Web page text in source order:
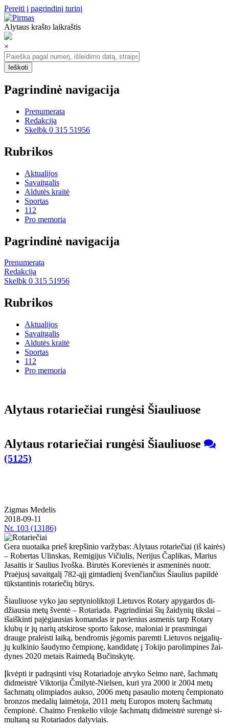
Pereiti į pagrindinį turinį
Alytaus krašto laikraštis
×
Pagrindinė navigacija
Prenumerata
Redakcija
Skelbk 0 315 51956
Rubrikos
Aktualijos
Savaitgalis
Aldutės kraitė
Sportas
112
Pro memoria
Pagrindinė navigacija
Prenumerata
Redakcija
Skelbk 0 315 51956
Rubrikos
Aktualijos
Savaitgalis
Aldutės kraitė
Sportas
112
Pro memoria
Aly­taus ro­ta­rie­čiai run­gė­si Šiau­liuo­se
Aly­taus ro­ta­rie­čiai run­gė­si Šiau­liuo­se
(5125)
Zig­mas Me­de­lis
2018-09-11
Nr. 103 (13186)
Gera nuotaika prieš krepšinio varžybas: Alytaus rotariečiai (iš kairės)
– Robertas Ulinskas, Remigijus Vičiulis, Nerijus Čaplikas, Marius
Jasaitis ir Saulius Ivoška. Bi­ru­tės Ko­re­vie­nės ir as­me­ni­nės nuotr.
Pra­ėju­sį sa­vait­ga­lį 782-ąjį gim­ta­die­nį šven­čian­čius Šiau­lius pa­pil­dė
tūks­tan­ti­nis ro­ta­rie­čių bū­rys.
Šiau­liuo­se vy­ko jau sep­ty­nio­lik­to­ji Lie­tu­vos Ro­ta­ry apy­gar­dos di­
džiau­sia me­tų šven­tė – Ro­ta­ria­da. Pa­grin­di­niai šių žai­dy­nių tiks­lai –
iš­aiš­kin­ti pa­jė­giau­sias ko­man­das ir pa­vie­nius as­me­nis tarp Ro­ta­ry
klu­bų ir jų na­rių at­ski­ro­se spor­to ša­ko­se, ma­lo­niai ir pra­smin­gai
drau­ge pra­leis­ti lai­ką, ben­dro­mis jė­go­mis pa­rem­ti Lie­tu­vos ne­įga­lių­
jų kul­ki­nio šau­dy­mo čem­pio­nę, kan­di­da­tę į To­ki­jo pa­ro­lim­pi­nes žai­
dy­nes 2020 me­tais Rai­me­dą Bu­čins­ky­tę.
Įkvėp­ti ir pa­drą­sin­ti vi­sų Ro­ta­ria­do­je at­vy­ko Sei­mo na­rė, šach­ma­tų
did­meist­rė Vik­to­ri­ja Čmi­ly­tė-Niel­sen, ku­ri yra 2000 ir 2004 me­tų
šach­ma­tų olim­pia­dos auk­so, 2006 me­tų pa­sau­lio mo­te­rų čem­pio­na­to
bron­zos me­da­lių lai­mė­to­ja, 2011 me­tų Eu­ro­pos mo­te­rų šach­ma­tų
čem­pio­nė. Chai­mo Fren­ke­lio vi­lo­je šach­ma­tų did­meist­rė su­ren­gė si­
mul­ta­ną su Ro­ta­ria­dos da­ly­viais.